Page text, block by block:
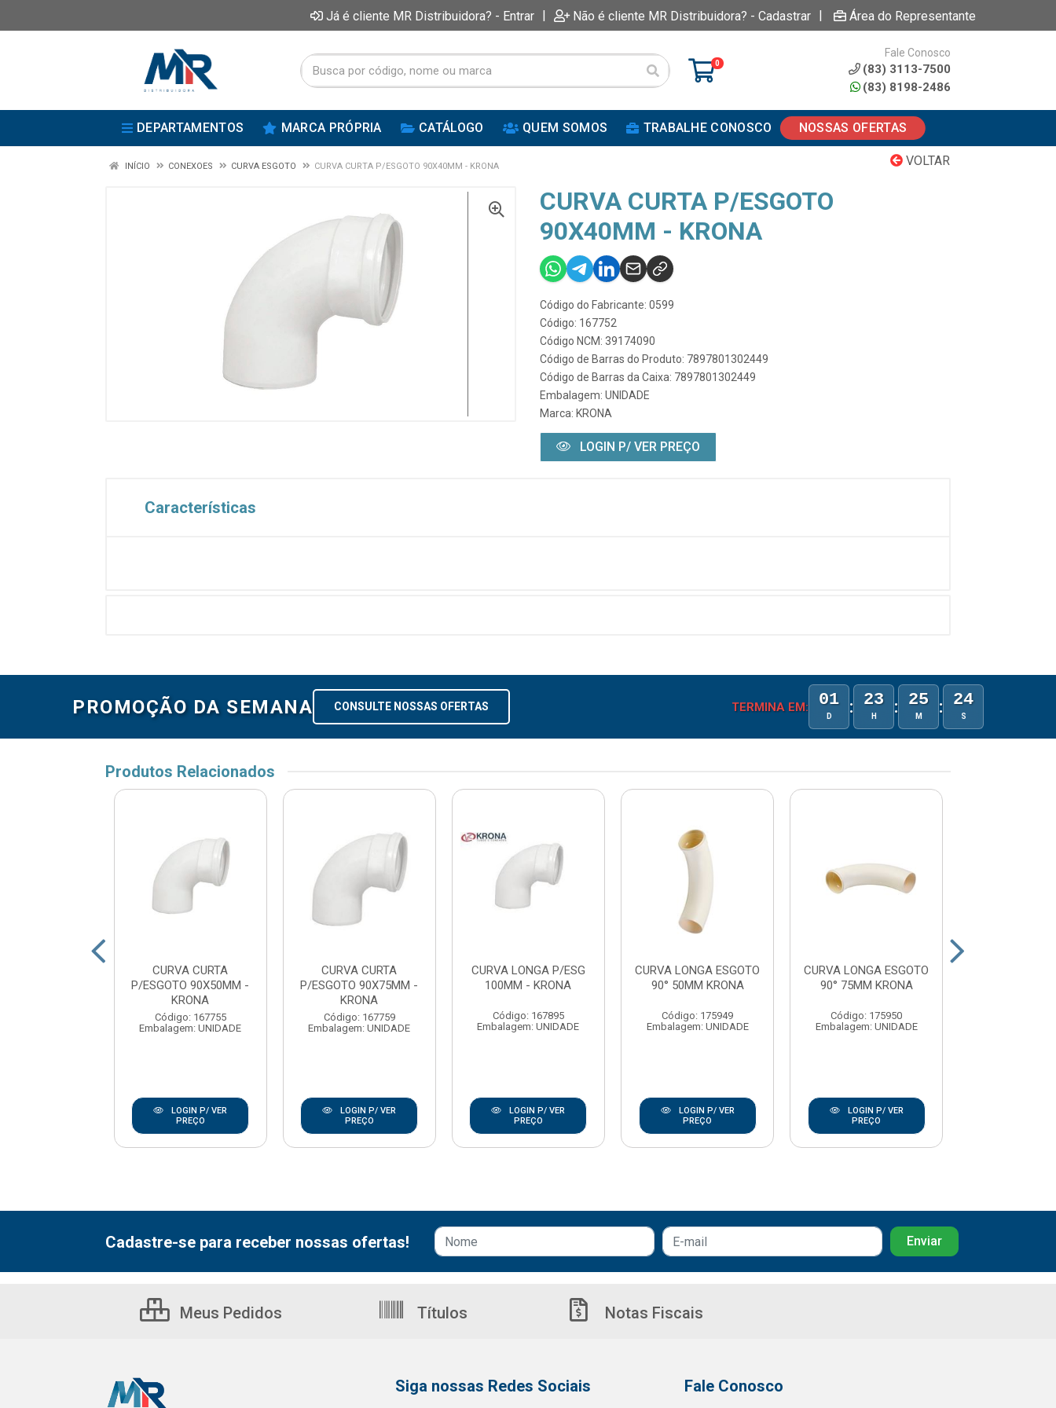
Já é cliente MR Distribuidora? - Entrar | Não é cliente MR Distribuidora? - Cadastrar | Área do Representante
0
Fale Conosco
(83) 3113-7500
(83) 8198-2486
DEPARTAMENTOS MARCA PRÓPRIA CATÁLOGO QUEM SOMOS TRABALHE CONOSCO NOSSAS OFERTAS
VOLTAR
INÍCIO CONEXOES CURVA ESGOTO CURVA CURTA P/ESGOTO 90X40MM - KRONA
CURVA CURTA P/ESGOTO
90X40MM - KRONA
Código do Fabricante: 0599
Código: 167752
Código NCM: 39174090
Código de Barras do Produto: 7897801302449
Código de Barras da Caixa: 7897801302449
Embalagem: UNIDADE
Marca: KRONA
LOGIN P/ VER PREÇO
Características
PROMOÇÃO DA SEMANA CONSULTE NOSSAS OFERTAS TERMINA EM: 01
D : 23
H : 25
M : 24
S
Produtos Relacionados
CURVA CURTA
P/ESGOTO 90X50MM -
KRONA
Código: 167755
Embalagem: UNIDADE
LOGIN P/ VER
PREÇO
CURVA CURTA
P/ESGOTO 90X75MM -
KRONA
Código: 167759
Embalagem: UNIDADE
LOGIN P/ VER
PREÇO
CURVA LONGA P/ESG
100MM - KRONA
Código: 167895
Embalagem: UNIDADE
LOGIN P/ VER
PREÇO
CURVA LONGA ESGOTO
90° 50MM KRONA
Código: 175949
Embalagem: UNIDADE
LOGIN P/ VER
PREÇO
CURVA LONGA ESGOTO
90° 75MM KRONA
Código: 175950
Embalagem: UNIDADE
LOGIN P/ VER
PREÇO
Cadastre-se para receber nossas ofertas!
Meus Pedidos Títulos Notas Fiscais
Siga nossas Redes Sociais Fale Conosco